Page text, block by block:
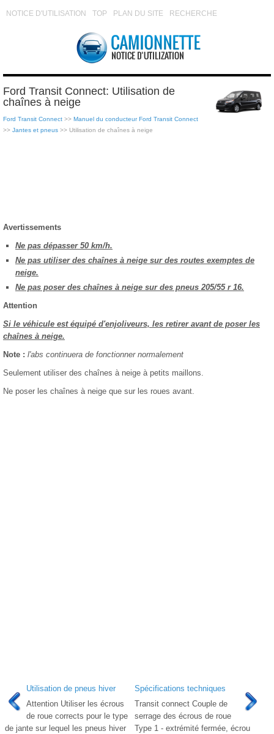
NOTICE D'UTILISATION TOP PLAN DU SITE RECHERCHE
Ford Transit Connect: Utilisation de
chaînes à neige
Ford Transit Connect >> Manuel du conducteur Ford Transit Connect
>> Jantes et pneus >> Utilisation de chaînes à neige
Avertissements
Ne pas dépasser 50 km/h.
Ne pas utiliser des chaînes à neige sur des routes exemptes de
neige.
Ne pas poser des chaînes à neige sur des pneus 205/55 r 16.
Attention
Si le véhicule est équipé d'enjoliveurs, les retirer avant de poser les
chaînes à neige.
Note : l'abs continuera de fonctionner normalement
Seulement utiliser des chaînes à neige à petits maillons.
Ne poser les chaînes à neige que sur les roues avant.
Utilisation de pneus hiver
Attention Utiliser les écrous
de roue corrects pour le type
de jante sur lequel les pneus hiver
Spécifications techniques
Transit connect Couple de
serrage des écrous de roue
Type 1 - extrémité fermée, écrou